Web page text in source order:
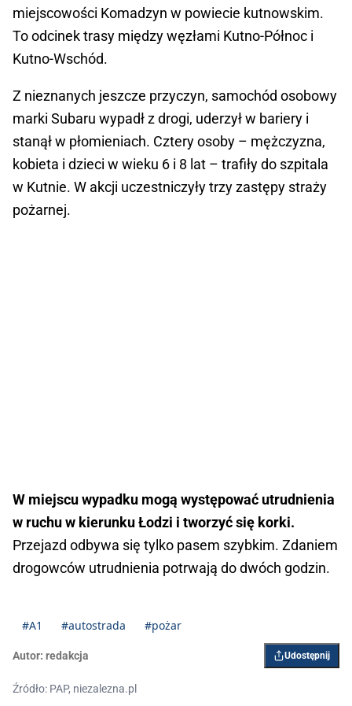
miejscowości Komadzyn w powiecie kutnowskim.
To odcinek trasy między węzłami Kutno-Północ i
Kutno-Wschód.
Z nieznanych jeszcze przyczyn, samochód osobowy
marki Subaru wypadł z drogi, uderzył w bariery i
stanął w płomieniach. Cztery osoby – mężczyzna,
kobieta i dzieci w wieku 6 i 8 lat – trafiły do szpitala
w Kutnie. W akcji uczestniczyły trzy zastępy straży
pożarnej.
W miejscu wypadku mogą występować utrudnienia
w ruchu w kierunku Łodzi i tworzyć się korki.
Przejazd odbywa się tylko pasem szybkim. Zdaniem
drogowców utrudnienia potrwają do dwóch godzin.
#A1 #autostrada #pożar
Autor: redakcja Udostępnij
Źródło: PAP, niezalezna.pl